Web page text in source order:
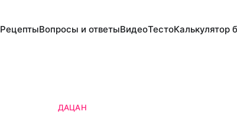
РецептыВопросы и ответыВидеоТестоКалькулятор
ДАЦАН